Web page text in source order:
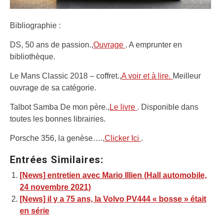
Bibliographie :
DS, 50 ans de passion.,Ouvrage . A emprunter en
bibliothèque.
Le Mans Classic 2018 – coffret.,A voir et à lire. Meilleur
ouvrage de sa catégorie.
Talbot Samba De mon père., Le livre . Disponible dans
toutes les bonnes librairies.
Porsche 356, la genèse….,Clicker Ici .
Entrées Similaires:
[News] entretien avec Mario Illien (Hall automobile,
24 novembre 2021)
[News] il y a 75 ans, la Volvo PV444 « bosse » était
en série